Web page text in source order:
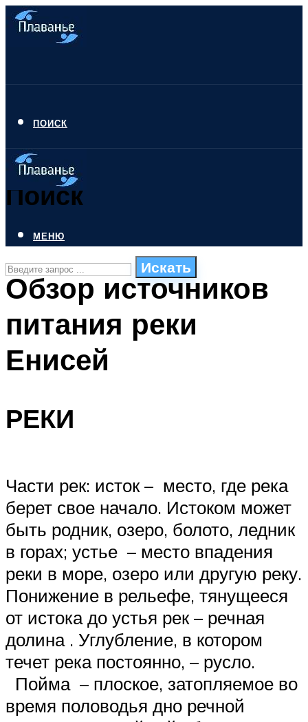
ПОИСК
Поиск
Искать
СТИЛИ ПЛАВАНЬЯ
ПЛАВАНЬЕ ДЛЯ ДЕТЕЙ
БАССЕЙН ДЛЯ ДОМА
МЕНЮ
МЕНЮ
Обзор источников
питания реки
Енисей
РЕКИ
Части рек: исток – место, где река
берет свое начало. Истоком может
быть родник, озеро, болото, ледник
в горах; устье – место впадения
реки в море, озеро или другую реку.
Понижение в рельефе, тянущееся
от истока до устья рек – речная
долина . Углубление, в котором
течет река постоянно, – русло.
Пойма – плоское, затопляемое во
время половодья дно речной